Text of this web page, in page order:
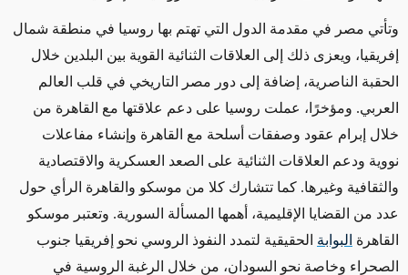
وتأتي مصر في مقدمة الدول التي تهتم بها روسيا في منطقة شمال
إفريقيا، ويعزى ذلك إلى العلاقات الثنائية القوية بين البلدين خلال
الحقبة الناصرية، إضافة إلى دور مصر التاريخي في قلب العالم
العربي. ومؤخرًا، عملت روسيا على دعم علاقتها مع القاهرة من
خلال إبرام عقود وصفقات أسلحة مع القاهرة وإنشاء مفاعلات
نووية ودعم العلاقات الثنائية على الصعد العسكرية والاقتصادية
والثقافية وغيرها. كما تتشارك كلا من موسكو والقاهرة الرأي حول
عدد من القضايا الإقليمية، أهمها المسألة السورية. وتعتبر موسكو
القاهرة البوابة الحقيقية لتمدد النفوذ الروسي نحو إفريقيا جنوب
الصحراء وخاصة نحو السودان، من خلال الرغبة الروسية في